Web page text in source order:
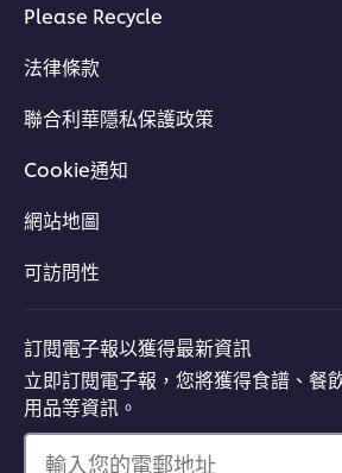
Please Recycle
法律條款
聯合利華隱私保護政策
Cookie通知
網站地圖
可訪問性
訂閱電子報以獲得最新資訊
立即訂閱電子報，您將獲得食譜、餐
用品等資訊。
輸入您的電郵地址